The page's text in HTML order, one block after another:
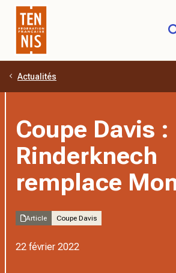
Aller au contenu principal
Actualités
Coupe Davis :
Rinderknech
remplace
Article Coupe Davis
22 février 2022